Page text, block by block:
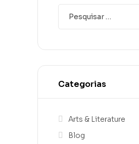
Categorias
Arts & Literature
Blog